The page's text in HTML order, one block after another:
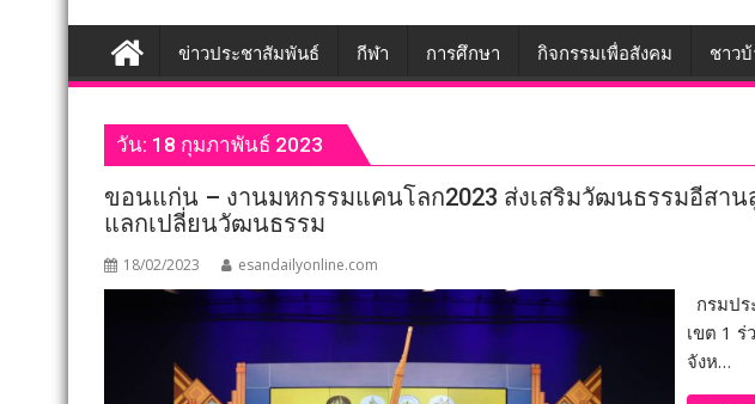
ข่าวประชาสัมพันธ์ กีฬา การศึกษา กิจกรรมเพื่อสังคม ชาว
วัน: 18 กุมภาพันธ์ 2023
ขอนแก่น – งานมหกรรมแคนโลก2023 ส่งเสริมวัฒนธรรมอีสาน
แลกเปลี่ยนวัฒนธรรม
18/02/2023 esandailyonline.com
กรมป
เขต 1
จังห…